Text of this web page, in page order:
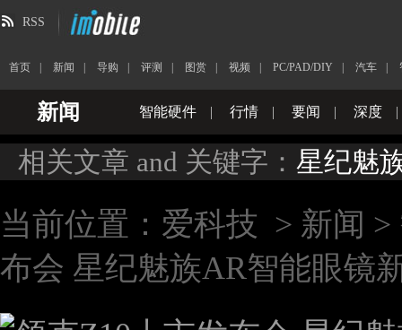
RSS
首页 新闻 导购 评测 图赏 视频 PC/PAD/DIY 汽车
新闻 智能硬件 | 行情 | 要闻 | 深度 |
相关文章 and 关键字： 星纪魅
当前位置： 爱科技 > 新闻 >
布会 星纪魅族AR智能眼镜